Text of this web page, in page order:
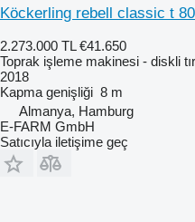
Köckerling rebell classic t
2.273.000 TL €41.650
Toprak işleme makinesi - diskli
2018
Kapma genişliği 8 m
Almanya, Hamburg
E-FARM GmbH
Satıcıyla iletişime geç